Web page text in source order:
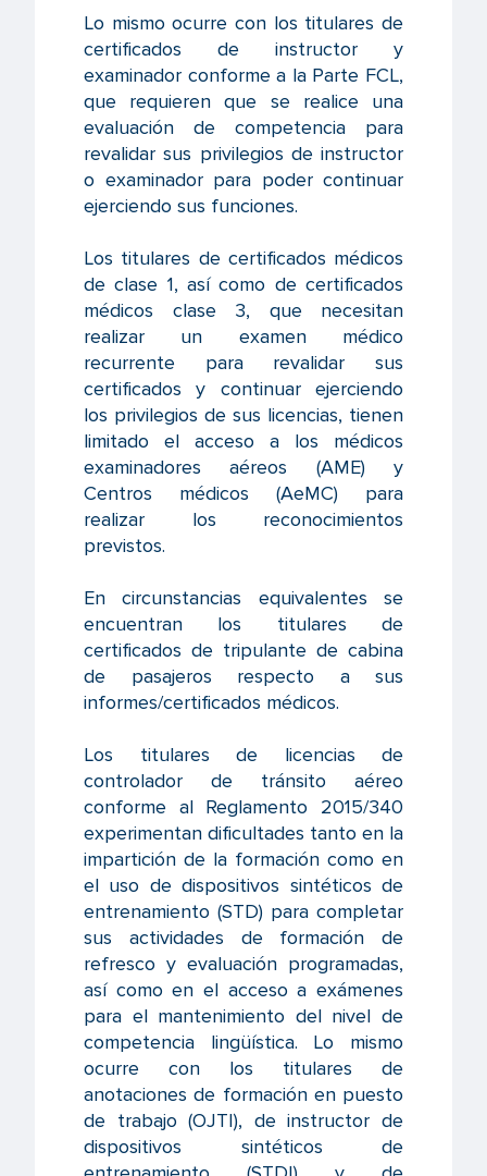
Lo mismo ocurre con los titulares de
certificados de instructor y
examinador conforme a la Parte FCL,
que requieren que se realice una
evaluación de competencia para
revalidar sus privilegios de instructor
o examinador para poder continuar
ejerciendo sus funciones.
Los titulares de certificados médicos
de clase 1, así como de certificados
médicos clase 3, que necesitan
realizar un examen médico
recurrente para revalidar sus
certificados y continuar ejerciendo
los privilegios de sus licencias, tienen
limitado el acceso a los médicos
examinadores aéreos (AME) y
Centros médicos (AeMC) para
realizar los reconocimientos
previstos.
En circunstancias equivalentes se
encuentran los titulares de
certificados de tripulante de cabina
de pasajeros respecto a sus
informes/certificados médicos.
Los titulares de licencias de
controlador de tránsito aéreo
conforme al Reglamento 2015/340
experimentan dificultades tanto en la
impartición de la formación como en
el uso de dispositivos sintéticos de
entrenamiento (STD) para completar
sus actividades de formación de
refresco y evaluación programadas,
así como en el acceso a exámenes
para el mantenimiento del nivel de
competencia lingüística. Lo mismo
ocurre con los titulares de
anotaciones de formación en puesto
de trabajo (OJTI), de instructor de
dispositivos sintéticos de